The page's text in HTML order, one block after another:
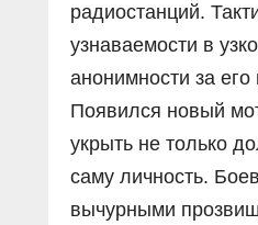
радиостанций.
узнаваемости в
анонимности за
Появился новый
укрыть не только
саму личность.
вычурными